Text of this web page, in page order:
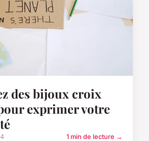
des bijoux croix
exprimer votre
1 min de lecture →